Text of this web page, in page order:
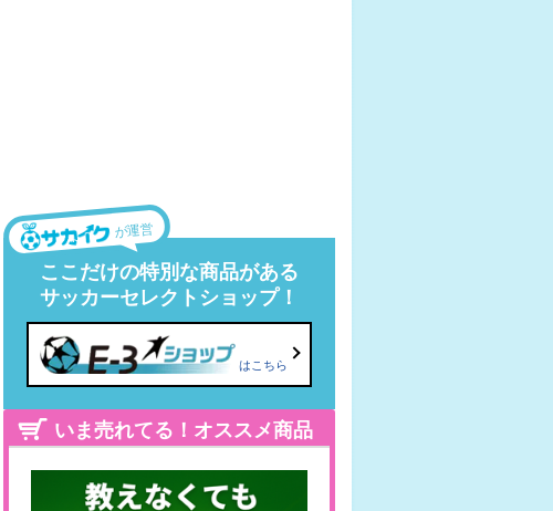
が運営
ここだけの特別な商品がある
サッカーセレクトショップ！
はこちら
いま売れてる！オススメ商品